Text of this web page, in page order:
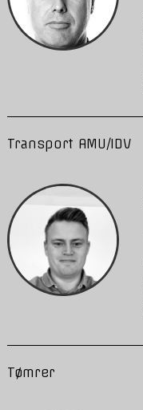
Transport AMU/IDV
Tømrer